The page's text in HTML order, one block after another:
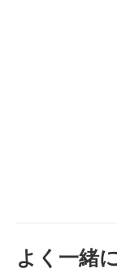
よく一緒